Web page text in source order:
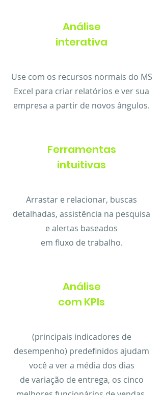
Análise
interativa
Use com os recursos normais do MS
Excel para criar relatórios e ver sua
empresa a partir de novos ângulos.
Ferramentas
intuitivas
Arrastar e relacionar, buscas
detalhadas, assistência na pesquisa
e alertas baseados
em fluxo de trabalho.
Análise
com KPIs
(principais indicadores de
desempenho) predefinidos ajudam
você a ver a média dos dias
de variação de entrega, os cinco